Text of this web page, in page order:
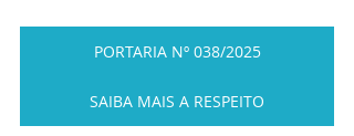
PORTARIA Nº 038/2025
SAIBA MAIS A RESPEITO